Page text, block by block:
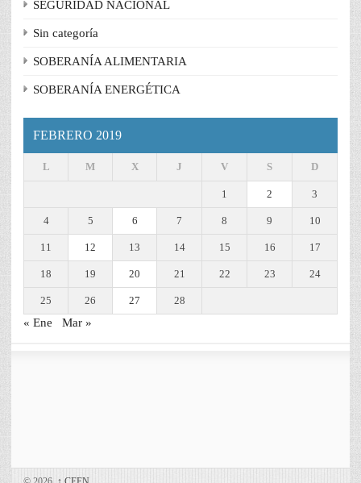
SEGURIDAD NACIONAL
Sin categoría
SOBERANÍA ALIMENTARIA
SOBERANÍA ENERGÉTICA
FEBRERO 2019
L M X J V S D
1 2 3
4 5 6 7 8 9 10
11 12 13 14 15 16 17
18 19 20 21 22 23 24
25 26 27 28
« Ene Mar »